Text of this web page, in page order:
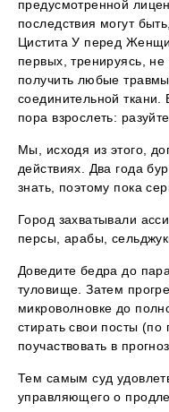
предусмотренной
последствия могут
Цистита У перед
первых, тренируясь,
получить любые
соединительной
пора взрослеть:
Мы, исходя из этого,
действиях. Два года
знать, поэтому пока
Город захватывали
персы, арабы,
Доведите бедра до
туловище. Затем
микроволновке до
стирать свои посты
поучаствовать в
Тем самым суд
управляющего о